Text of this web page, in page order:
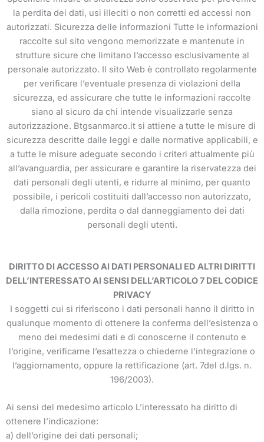
la perdita dei dati, usi illeciti o non corretti ed accessi non
autorizzati. Sicurezza delle informazioni Tutte le informazioni
raccolte sul sito vengono memorizzate e mantenute in
strutture sicure che limitano l’accesso esclusivamente al
personale autorizzato. Il sito Web è controllato regolarmente
per verificare l’eventuale presenza di violazioni della
sicurezza, ed assicurare che tutte le informazioni raccolte
siano al sicuro da chi intende visualizzarle senza
autorizzazione. Btgsanmarco.it si attiene a tutte le misure di
sicurezza descritte dalle leggi e dalle normative applicabili, e
a tutte le misure adeguate secondo i criteri attualmente più
all’avanguardia, per assicurare e garantire la riservatezza dei
dati personali degli utenti, e ridurre al minimo, per quanto
possibile, i pericoli costituiti dall’accesso non autorizzato,
dalla rimozione, perdita o dal danneggiamento dei dati
personali degli utenti.
DIRITTO DI ACCESSO AI DATI PERSONALI ED ALTRI DIRITTI
DELL’INTERESSATO AI SENSI DELL’ARTICOLO 7 DEL CODICE
PRIVACY
I soggetti cui si riferiscono i dati personali hanno il diritto in
qualunque momento di ottenere la conferma dell’esistenza o
meno dei medesimi dati e di conoscerne il contenuto e
l’origine, verificarne l’esattezza o chiederne l’integrazione o
l’aggiornamento, oppure la rettificazione (art. 7del d.lgs. n.
196/2003).
Ai sensi del medesimo articolo L’interessato ha diritto di
ottenere l’indicazione:
a) dell’origine dei dati personali;